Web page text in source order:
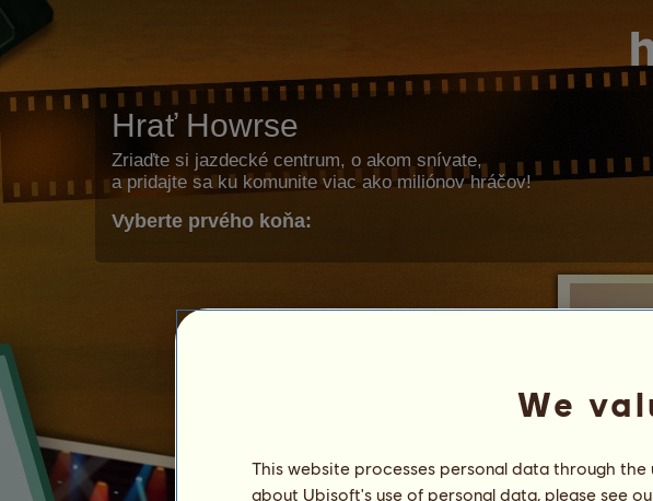
Hrať Howrse
Zriaďte si jazdecké centrum, o akom snívate,
a pridajte sa ku komunite viac ako miliónov hráčov!
Vyberte prvého koňa:
We
This website processes personal data through
about Ubisoft's use of personal data, please see